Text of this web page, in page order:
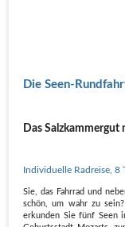
Die Seen-
Das
Individuelle Radreise ,8
Sie, das Fahrrad und
schön, um wahr zu
erkunden Sie fünf Seen